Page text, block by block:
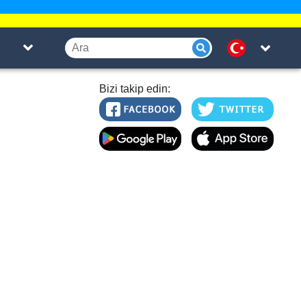
Bizi takip edin: